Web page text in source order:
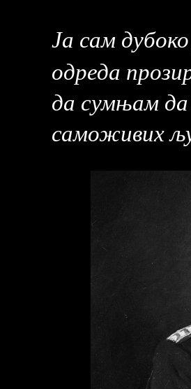
Ја сам
одреда
да сумњам да
саможивих